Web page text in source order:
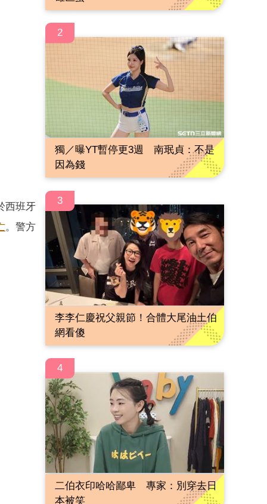
西班牙
。警方
2
獨／曝YT暫停更3週 南珉貞：不是
因為錢
3
李李仁慶祝父親節！合體大尾油土伯
網看傻
4
二伯衣印哈哈鄙卑 專家：別穿去日
本被笑